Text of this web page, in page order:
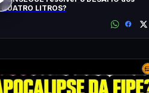
QUATRO LITROS?